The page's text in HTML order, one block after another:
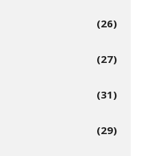
(26)
(27)
(31)
(29)